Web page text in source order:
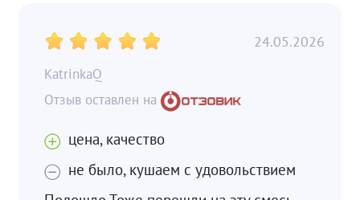
KatrinkaQ
24.05.2026
цена, качество
не было, кушаем с удовольствием